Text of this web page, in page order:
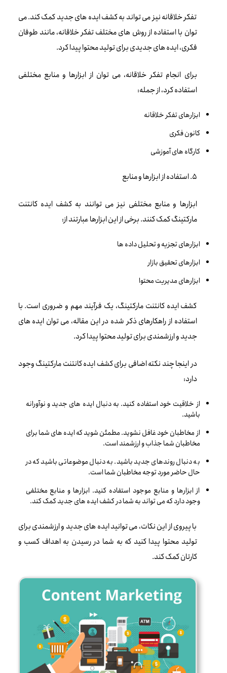
تفکر خلاقانه نیز می تواند به کشف ایده های جدید کمک کند. می
توان با استفاده از روش های مختلف تفکر خلاقانه، مانند طوفان
فکری، ایده های جدیدی برای تولید محتوا پیدا کرد.
برای انجام تفکر خلاقانه، می توان از ابزارها و منابع مختلفی
استفاده کرد، از جمله:
ابزارهای تفکر خلاقانه
کانون فکری
کارگاه های آموزشی
5. استفاده از ابزارها و منابع
ابزارها و منابع مختلفی نیز می توانند به کشف ایده کانتنت
مارکتینگ کمک کنند. برخی از این ابزارها عبارتند از:
ابزارهای تجزیه و تحلیل داده ها
ابزارهای تحقیق بازار
ابزارهای مدیریت محتوا
کشف ایده کانتنت مارکتینگ، یک فرآیند مهم و ضروری است. با
استفاده از راهکارهای ذکر شده در این مقاله، می توان ایده های
جدید و ارزشمندی برای تولید محتوا پیدا کرد.
در اینجا چند نکته اضافی برای کشف ایده کانتنت مارکتینگ وجود
دارد:
از خلاقیت خود استفاده کنید. به دنبال ایده های جدید و نوآورانه
باشید.
از مخاطبان خود غافل نشوید. مطمئن شوید که ایده های شما برای
مخاطبان شما جذاب و ارزشمند است.
به دنبال روندهای جدید باشید. به دنبال موضوعاتی باشید که در
حال حاضر مورد توجه مخاطبان شما است.
از ابزارها و منابع موجود استفاده کنید. ابزارها و منابع مختلفی
وجود دارد که می تواند به شما در کشف ایده های جدید کمک کند.
با پیروی از این نکات، می توانید ایده های جدید و ارزشمندی برای
تولید محتوا پیدا کنید که به شما در رسیدن به اهداف کسب و
کارتان کمک کند.